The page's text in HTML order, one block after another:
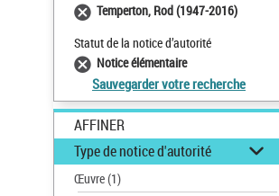
Temperton, Rod (1947-2016)
Statut de la notice d’autorité
Notice élémentaire
Sauvegarder votre recherche
AFFINER
Type de notice d'autorité
Œuvre(1)